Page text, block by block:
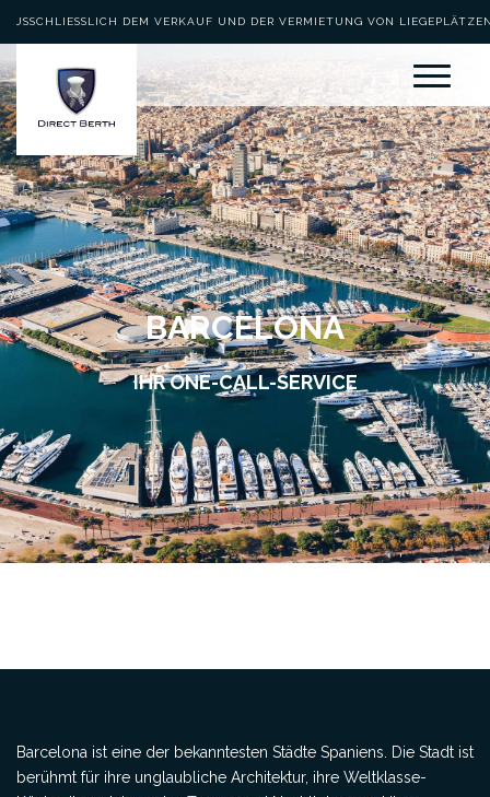
AUSSCHLIESSLICH DEM VERKAUF UND DER VERMIETUNG VON LIEGEPLÄTZEN
BARCELONA
IHR ONE-CALL-SERVICE
Barcelona ist eine der bekanntesten Städte Spaniens. Die Stadt ist
berühmt für ihre unglaubliche Architektur, ihre Weltklasse-